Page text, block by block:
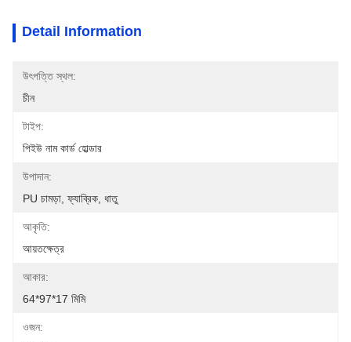
Detail Information
উৎপত্তি স্থল:
চীন
টাইপ:
পিইউ নাম কার্ড হোল্ডার
উপাদান:
PU চামড়া, ফ্যাব্রিক, ধাতু
আকৃতি:
আয়তক্ষেত্র
আকার:
64*97*17 মিমি
ওজন: